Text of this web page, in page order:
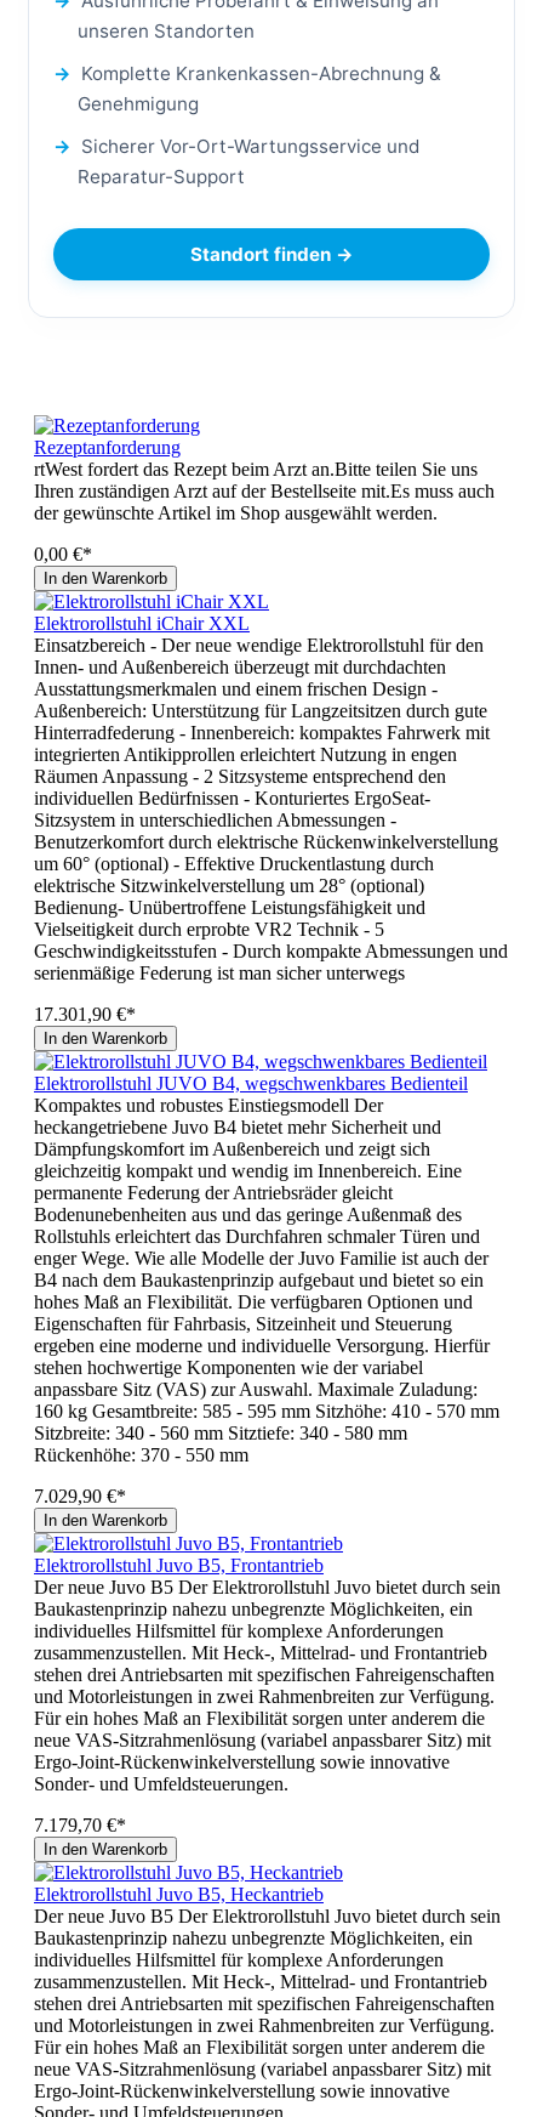
unseren Standorten
→ Komplette Krankenkassen-Abrechnung &
Genehmigung
→ Sicherer Vor-Ort-Wartungsservice und
Reparatur-Support
Standort finden →
Rezeptanforderung
rtWest fordert das Rezept beim Arzt an.Bitte teilen Sie uns
Ihren zuständigen Arzt auf der Bestellseite mit.Es muss auch
der gewünschte Artikel im Shop ausgewählt werden.
0,00 €*
In den Warenkorb
Elektrorollstuhl iChair XXL
Einsatzbereich - Der neue wendige Elektrorollstuhl für den
Innen- und Außenbereich überzeugt mit durchdachten
Ausstattungsmerkmalen und einem frischen Design -
Außenbereich: Unterstützung für Langzeitsitzen durch gute
Hinterradfederung - Innenbereich: kompaktes Fahrwerk mit
integrierten Antikipprollen erleichtert Nutzung in engen
Räumen Anpassung - 2 Sitzsysteme entsprechend den
individuellen Bedürfnissen - Konturiertes ErgoSeat-
Sitzsystem in unterschiedlichen Abmessungen -
Benutzerkomfort durch elektrische Rückenwinkelverstellung
um 60° (optional) - Effektive Druckentlastung durch
elektrische Sitzwinkelverstellung um 28° (optional)
Bedienung- Unübertroffene Leistungsfähigkeit und
Vielseitigkeit durch erprobte VR2 Technik - 5
Geschwindigkeitsstufen - Durch kompakte Abmessungen und
serienmäßige Federung ist man sicher unterwegs
17.301,90 €*
In den Warenkorb
Elektrorollstuhl JUVO B4, wegschwenkbares Bedienteil
Kompaktes und robustes Einstiegsmodell Der
heckangetriebene Juvo B4 bietet mehr Sicherheit und
Dämpfungskomfort im Außenbereich und zeigt sich
gleichzeitig kompakt und wendig im Innenbereich. Eine
permanente Federung der Antriebsräder gleicht
Bodenunebenheiten aus und das geringe Außenmaß des
Rollstuhls erleichtert das Durchfahren schmaler Türen und
enger Wege. Wie alle Modelle der Juvo Familie ist auch der
B4 nach dem Baukastenprinzip aufgebaut und bietet so ein
hohes Maß an Flexibilität. Die verfügbaren Optionen und
Eigenschaften für Fahrbasis, Sitzeinheit und Steuerung
ergeben eine moderne und individuelle Versorgung. Hierfür
stehen hochwertige Komponenten wie der variabel
anpassbare Sitz (VAS) zur Auswahl. Maximale Zuladung:
160 kg Gesamtbreite: 585 - 595 mm Sitzhöhe: 410 - 570 mm
Sitzbreite: 340 - 560 mm Sitztiefe: 340 - 580 mm
Rückenhöhe: 370 - 550 mm
7.029,90 €*
In den Warenkorb
Elektrorollstuhl Juvo B5, Frontantrieb
Der neue Juvo B5 Der Elektrorollstuhl Juvo bietet durch sein
Baukastenprinzip nahezu unbegrenzte Möglichkeiten, ein
individuelles Hilfsmittel für komplexe Anforderungen
zusammenzustellen. Mit Heck-, Mittelrad- und Frontantrieb
stehen drei Antriebsarten mit spezifischen Fahreigenschaften
und Motorleistungen in zwei Rahmenbreiten zur Verfügung.
Für ein hohes Maß an Flexibilität sorgen unter anderem die
neue VAS-Sitzrahmenlösung (variabel anpassbarer Sitz) mit
Ergo-Joint-Rückenwinkelverstellung sowie innovative
Sonder- und Umfeldsteuerungen.
7.179,70 €*
In den Warenkorb
Elektrorollstuhl Juvo B5, Heckantrieb
Der neue Juvo B5 Der Elektrorollstuhl Juvo bietet durch sein
Baukastenprinzip nahezu unbegrenzte Möglichkeiten, ein
individuelles Hilfsmittel für komplexe Anforderungen
zusammenzustellen. Mit Heck-, Mittelrad- und Frontantrieb
stehen drei Antriebsarten mit spezifischen Fahreigenschaften
und Motorleistungen in zwei Rahmenbreiten zur Verfügung.
Für ein hohes Maß an Flexibilität sorgen unter anderem die
neue VAS-Sitzrahmenlösung (variabel anpassbarer Sitz) mit
Ergo-Joint-Rückenwinkelverstellung sowie innovative
Sonder- und Umfeldsteuerungen.